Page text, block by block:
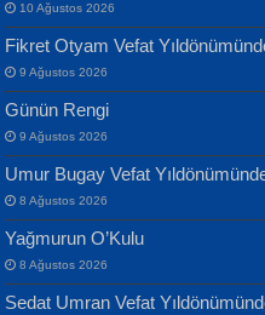
MUSTAFA KELOĞLU
Yarına İz Bırakmak...
ATİLLA ÖZEN
Sultan Olmadan Önce
Yılmaz Ekinci
Geceye Söylenen...
Banu Sancak
Defterimden İçeri...
10 Ağustos 2026
Fikret Otyam Vefat
9 Ağustos 2026
Günün Rengi
9 Ağustos 2026
Umur Bugay Vefat
8 Ağustos 2026
Yağmurun O’Kulu
8 Ağustos 2026
Sedat Umran Vefat